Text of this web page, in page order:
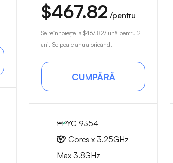
$467.82 /pentru
Se reînnoiește la $467.82/lună pentru 2
ani. Se poate anula oricând.
CUMPĂRĂ
EPYC 9354
32 Cores x 3.25GHz
Max 3.8GHz